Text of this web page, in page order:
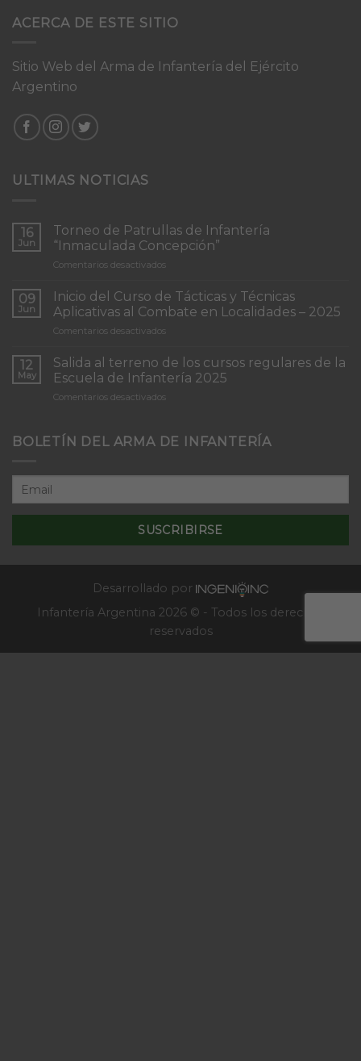
ACERCA DE ESTE SITIO
Sitio Web del Arma de Infantería del Ejército
Argentino
ULTIMAS NOTICIAS
16
Jun
Torneo de Patrullas de Infantería
“Inmaculada Concepción”
Comentarios desactivados
Patrullas
de
Infantería
Concepción”
09
Jun
Inicio del Curso de Tácticas y Técnicas
Aplicativas al Combate en Localidades – 2025
Comentarios desactivados
del
Curso
de
Tácticas
Aplicativas
12
May
Salida al terreno de los cursos regulares de la
Escuela de Infantería 2025
Comentarios desactivados
terreno
cursos
de
Escuela
de
BOLETÍN DEL ARMA DE INFANTERÍA
Desarrollado por
Infantería Argentina 2026 © - Todos los derechos
reservados